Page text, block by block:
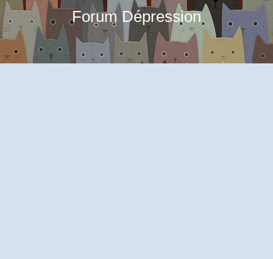
Forum Dépression